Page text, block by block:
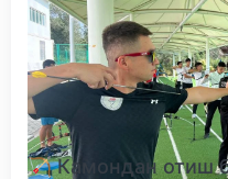
🏹 Камондан отиш